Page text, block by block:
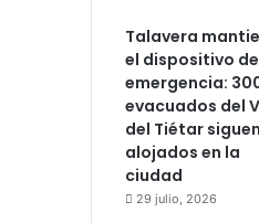
Talavera
el dispositivo de
emergencia:
evacuados del
del Tiétar siguen
alojados en la
ciudad
29 julio, 2026